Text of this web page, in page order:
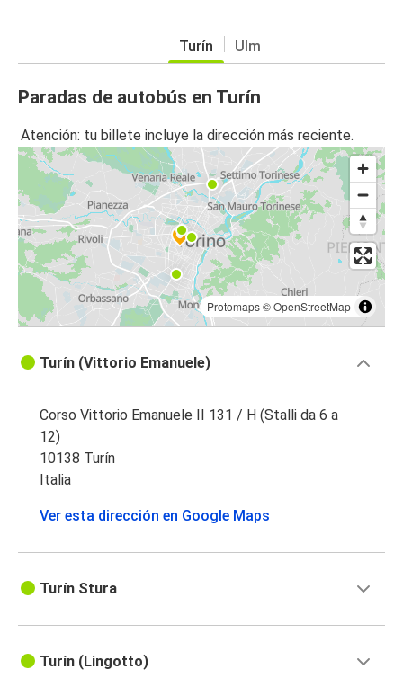
Turín Ulm
Paradas de autobús en Turín
Atención: tu billete incluye la dirección más reciente.
Protomaps©OpenStreetMap
Turín (Vittorio Emanuele)
Corso Vittorio Emanuele II 131 / H (Stalli da 6 a
12)
10138 Turín
Italia
Ver esta dirección en Google Maps
Turín Stura
Turín (Lingotto)